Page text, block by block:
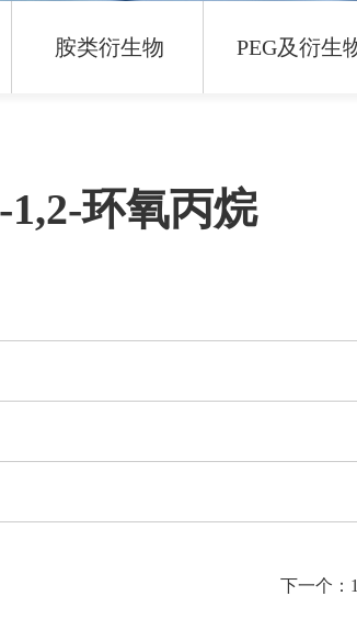
胺类衍生物 PEG及衍生
1,2-环氧丙烷
下一个：